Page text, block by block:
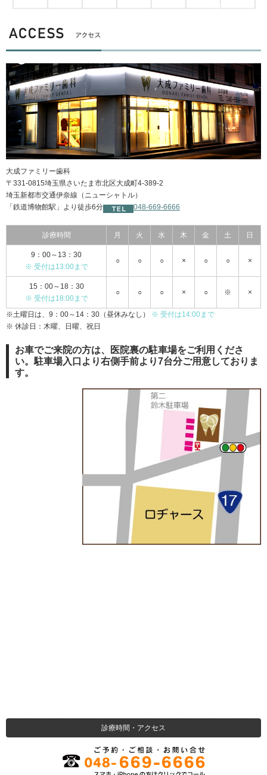
大成ファミリー歯科
〒331-0815埼玉県さいたま市北区大成町4-389-2
埼玉新都市交通伊奈線（ニューシャトル）
「鉄道博物館駅」より徒歩6分
048-669-6666
診療時間 月 火 水 木 金 土 日
9：00～13：30
※ 受付は13:00まで
○ ○ ○ × ○ ○ ×
15：00～18：30
※ 受付は18:00まで
○ ○ ○ × ○ ※ ×
※土曜日は、9：00～14：30（昼休みなし） ※ 受付は14:00まで
※ 休診日：木曜、日曜、祝日
お車でご来院の方は、医院裏の駐車場をご利用くださ
い。駐車場入口より右側手前より7台分ご用意しておりま
す。
診療時間・アクセス